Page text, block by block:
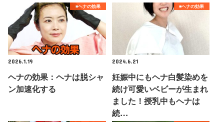
■ヘナの効果
2026.1.19
ヘナの効果：ヘナは脱シャ
ン加速化する
■ヘナの効果
2024.6.21
妊娠中にもヘナ白髪染めを
続け可愛いベビーが生まれ
ました！授乳中もヘナは
続…